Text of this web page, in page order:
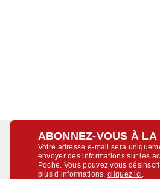
ABONNEZ-VOUS À LA
Votre adresse e-mail sera
envoyer des informations sur les
Poche. Vous pouvez vous
plus d’informations,cliquez ici